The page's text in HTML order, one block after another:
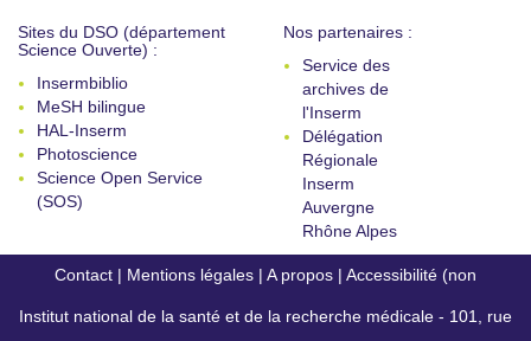
Sites du DSO (département
Science Ouverte) :
Insermbiblio
MeSH bilingue
HAL-Inserm
Photoscience
Science Open Service
(SOS)
Nos partenaires :
Service des
archives de
l'Inserm
Délégation
Régionale
Inserm
Auvergne
Rhône Alpes
Contact | Mentions légales | A propos | Accessibilité (non
conforme)
Institut national de la santé et de la recherche médicale - 101, rue